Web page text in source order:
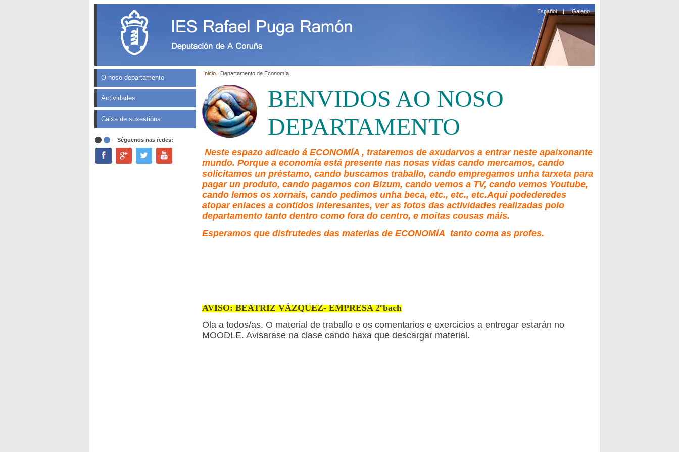
Español|Galego
O noso departamento
Actividades
Caixa de suxestións
Séguenos nas redes:
Inicio Departamento de Economía
BENVIDOS AO NOSO
DEPARTAMENTO
Neste espazo adicado á ECONOMÍA , trataremos de axudarvos a entrar neste apaixonante
mundo. Porque a economía está presente nas nosas vidas cando mercamos, cando
solicitamos un préstamo, cando buscamos traballo, cando empregamos unha tarxeta para
pagar un produto, cando pagamos con Bizum, cando vemos a TV, cando vemos Youtube,
cando lemos os xornais, cando pedimos unha beca, etc., etc., etc.Aquí podederedes
atopar enlaces a contidos interesantes, ver as fotos das actividades realizadas polo
departamento tanto dentro como fora do centro, e moitas cousas máis.
Esperamos que disfrutedes das materias de ECONOMÍA tanto coma as profes.
AVISO: BEATRIZ VÁZQUEZ- EMPRESA 2ºbach
Ola a todos/as. O material de traballo e os comentarios e exercicios a entregar estarán no
MOODLE. Avisarase na clase cando haxa que descargar material.